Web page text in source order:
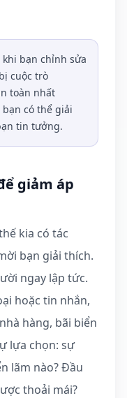
bạn chỉnh sửa
cuộc trò
toàn nhất
có thể giải
tin tưởng.
giảm áp
kia có tác
bạn giải thích.
ngay lập tức.
hoặc tin nhắn,
hàng, bãi biển
lựa chọn: sự
lãm nào? Đầu
thoải mái?